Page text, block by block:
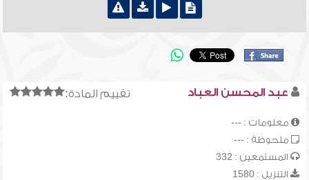
تقييم المادة: عبد المحسن العباد
معلومات : ---
ملحوظة : ---
المستمعين : 332
التنزيل : 1580